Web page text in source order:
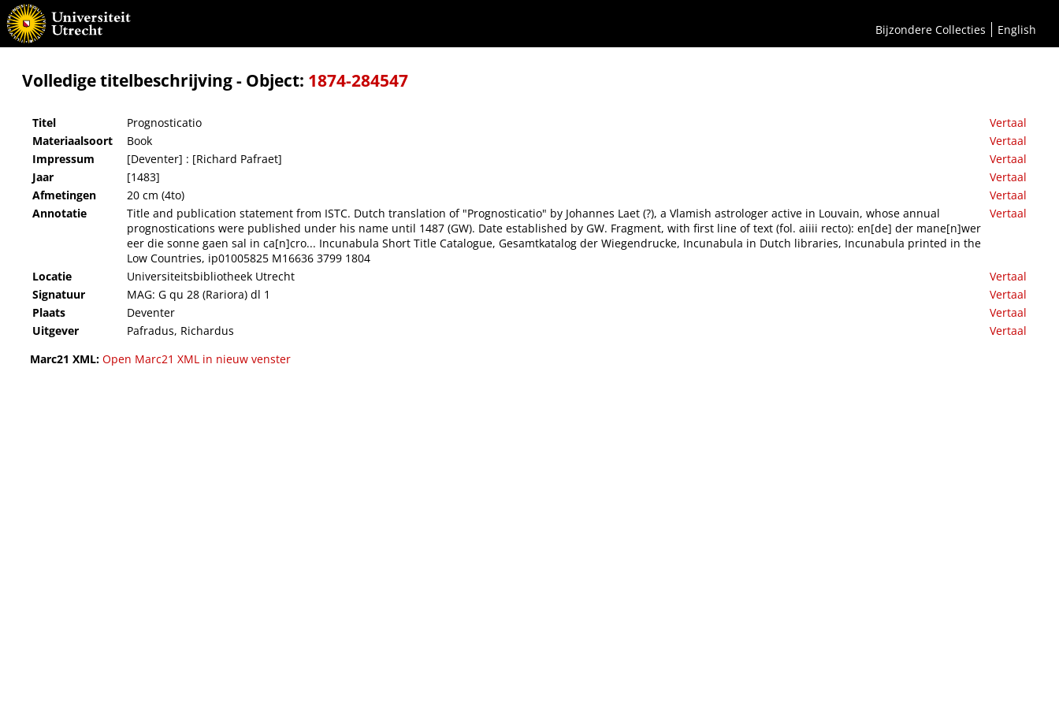
Bijzondere Collecties English
Prognosticatio
Volledige titelbeschrijving - Object: 1874-284547
Titel Prognosticatio
Vertaal
Materiaalsoort
Book
Vertaal
Impressum
[Deventer] : [Richard Pafraet]
Vertaal
Jaar
[1483]
Vertaal
Afmetingen
20 cm (4to)
Vertaal
Annotatie
Title and publication statement from ISTC. Dutch translation of "Prognosticatio" by Johannes Laet (?), a Vlamish astrologer active in Louvain, whose annual
prognostications were published under his name until 1487 (GW). Date established by GW. Fragment, with first line of text (fol. aiiii recto): en[de] der mane[n]wer
eer die sonne gaen sal in ca[n]cro... Incunabula Short Title Catalogue, Gesamtkatalog der Wiegendrucke, Incunabula in Dutch libraries, Incunabula printed in the
Low Countries, ip01005825 M16636 3799 1804
Vertaal
Locatie Universiteitsbibliotheek Utrecht
Vertaal
Signatuur
MAG: G qu 28 (Rariora) dl 1
Vertaal
Plaats
Deventer
Vertaal
Uitgever
Pafradus, Richardus
Vertaal
Marc21 XML: Open Marc21 XML in nieuw venster